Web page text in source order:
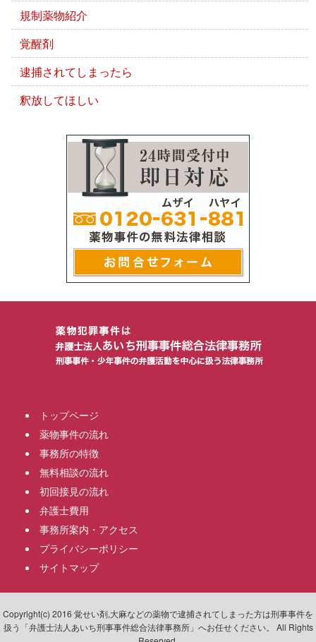
規制薬物紹介
覚醒剤
逮捕されてしまったら
釈放してほしい
トップページ
薬物事件の流れ
事務所の特徴
無料相談の流れ
初回接見の流れ
弁護士費用
事務所案内・アクセス
プライバシーポリシー
サイトマップ
Copyright(c) 2016 覚せい剤,大麻などの薬物で逮捕されてしまった方は刑事事件を
扱う「弁護士法人あいち刑事事件総合法律事務所」へお任せください。 All Rights